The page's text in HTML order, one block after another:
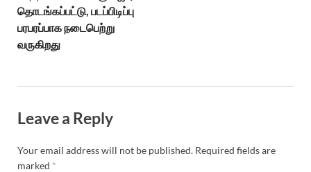
தொடங்கப்பட்டு, படப்பிடிப்பு
பரபரப்பாக நடைபெற்று
வருகிறது
Leave a Reply
Your email address will not be published. Required fields are
marked *